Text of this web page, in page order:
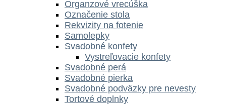
Organzové vrecúška
Označenie stola
Rekvizity na fotenie
Samolepky
Svadobné konfety
Vystreľovacie konfety
Svadobné perá
Svadobné pierka
Svadobné podväzky pre nevesty
Tortové doplnky